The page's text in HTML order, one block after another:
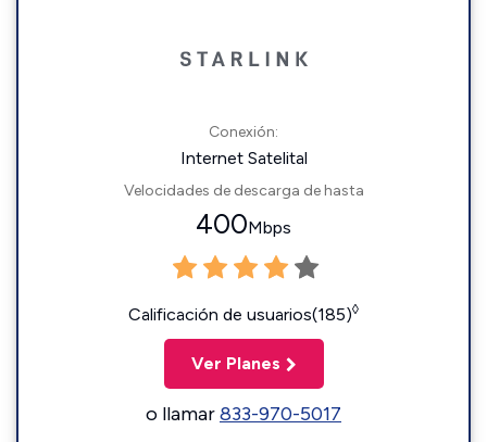
Conexión:
Internet Satelital
Velocidades de descarga de hasta
400Mbps
Calificación de usuarios(185)◊
Ver Planes
o llamar833-970-5017